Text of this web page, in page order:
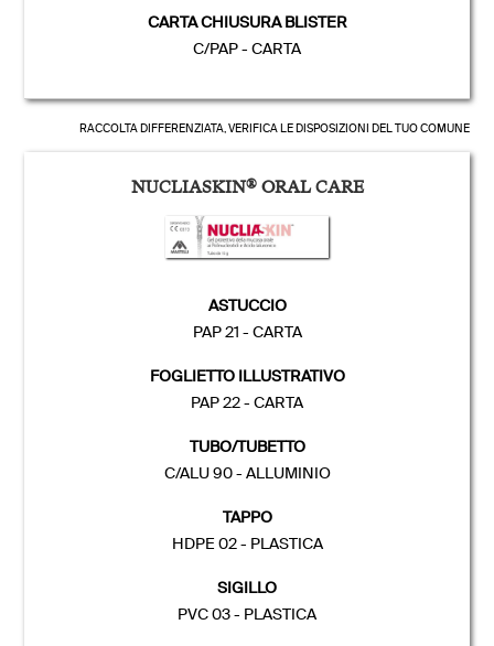
CARTA CHIUSURA BLISTER
C/PAP - CARTA
RACCOLTA DIFFERENZIATA, VERIFICA LE DISPOSIZIONI DEL TUO COMUNE
NUCLIASKIN®ORAL CARE
ASTUCCIO
PAP 21 - CARTA
FOGLIETTO ILLUSTRATIVO
PAP 22 - CARTA
TUBO/TUBETTO
C/ALU 90 - ALLUMINIO
TAPPO
HDPE 02 - PLASTICA
SIGILLO
PVC 03 - PLASTICA